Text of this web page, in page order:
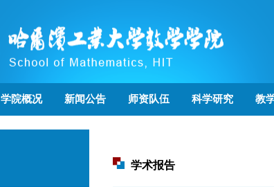
学院概况 新闻公告 师资队伍 科学研究 教
学术报告